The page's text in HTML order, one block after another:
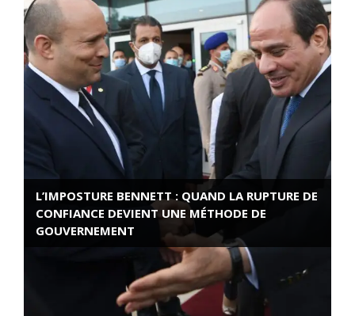
L’IMPOSTURE BENNETT : QUAND LA RUPTURE DE
CONFIANCE DEVIENT UNE MÉTHODE DE
GOUVERNEMENT
ROSE VALLAND, HEROÏNE DE LA RESISTANCE